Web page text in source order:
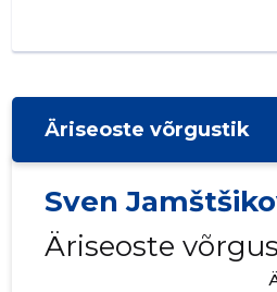
Äriseoste võrgustik
Sven
Äriseoste